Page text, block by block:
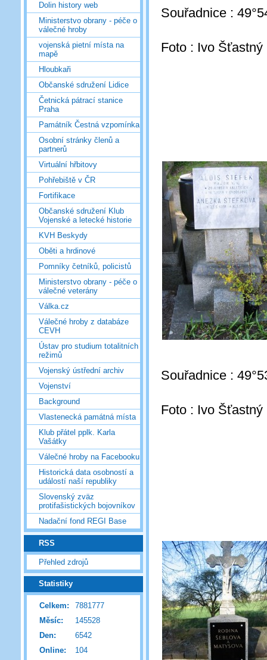
Dolin history web
Ministerstvo obrany - péče o
válečné hroby
vojenská pietní místa na
mapě
Hloubkaři
Občanské sdružení Lidice
Četnická pátrací stanice
Praha
Památník Čestná vzpomínka
Osobní stránky členů a
partnerů
Virtuální hřbitovy
Pohřebiště v ČR
Fortifikace
Občanské sdružení Klub
Vojenské a letecké historie
KVH Beskydy
Oběti a hrdinové
Pomníky četníků, policistů
Ministerstvo obrany - péče o
válečné veterány
Válka.cz
Válečné hroby z databáze
CEVH
Ústav pro studium totalitních
režimů
Vojenský ústřední archiv
Vojenství
Background
Vlastenecká památná místa
Klub přátel pplk. Karla
Vašátky
Válečné hroby na Facebooku
Historická data osobností a
událostí naší republiky
Slovenský zväz
protifašistických bojovníkov
Nadační fond REGI Base
RSS
Přehled zdrojů
Statistiky
Online: 104
Celkem:
7881777
Měsíc:
145528
Den:
6542
Souřadnice :
Foto : Ivo
Souřadnice :
Foto : Ivo